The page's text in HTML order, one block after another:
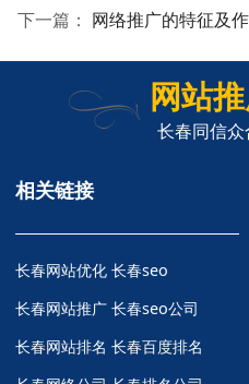
下一篇： 网络推广的特征及
网站
长春同信众
相关链接
长春网站优化 长春seo
长春网站推广 长春seo公司
长春网站排名 长春百度排名